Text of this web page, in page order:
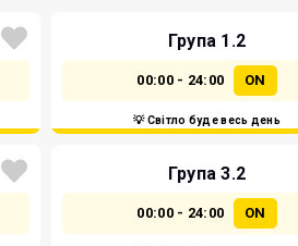
Група 1.2
00:00 - 24:00 ON
💡 Світло буде весь день
Група 3.2
00:00 - 24:00 ON